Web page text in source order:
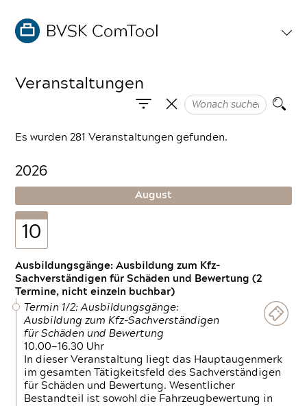
Veranstaltungen
Es wurden 281 Veranstaltungen gefunden.
2026
August
10
Ausbildungsgänge: Ausbildung zum Kfz-
Sachverständigen für Schäden und Bewertung (2
Termine, nicht einzeln buchbar)
Termin 1/2: Ausbildungsgänge:
Ausbildung zum Kfz-Sachverständigen
für Schäden und Bewertung
10.00—16.30 Uhr
In dieser Veranstaltung liegt das Hauptaugenmerk
im gesamten Tätigkeitsfeld des Sachverständigen
für Schäden und Bewertung. Wesentlicher
Bestandteil ist sowohl die Fahrzeugbewertung in